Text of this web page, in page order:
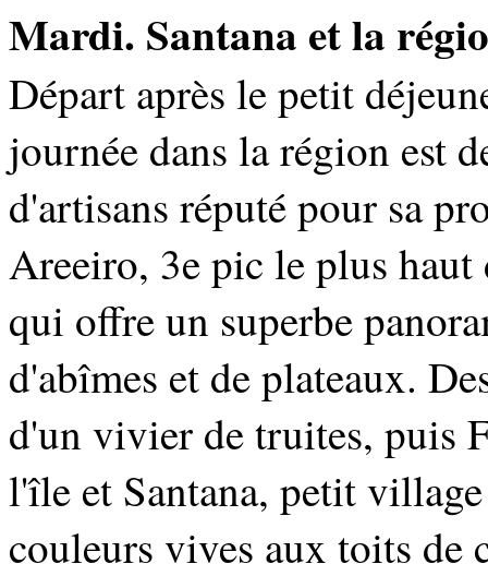
Mardi. Santana et la
Départ après le petit
journée dans la région est
d'artisans réputé pour sa
Areeiro, 3e pic le plus
qui offre un superbe
d'abîmes et de plateaux.
d'un vivier de truites, puis
l'île et Santana, petit
couleurs vives aux toits de